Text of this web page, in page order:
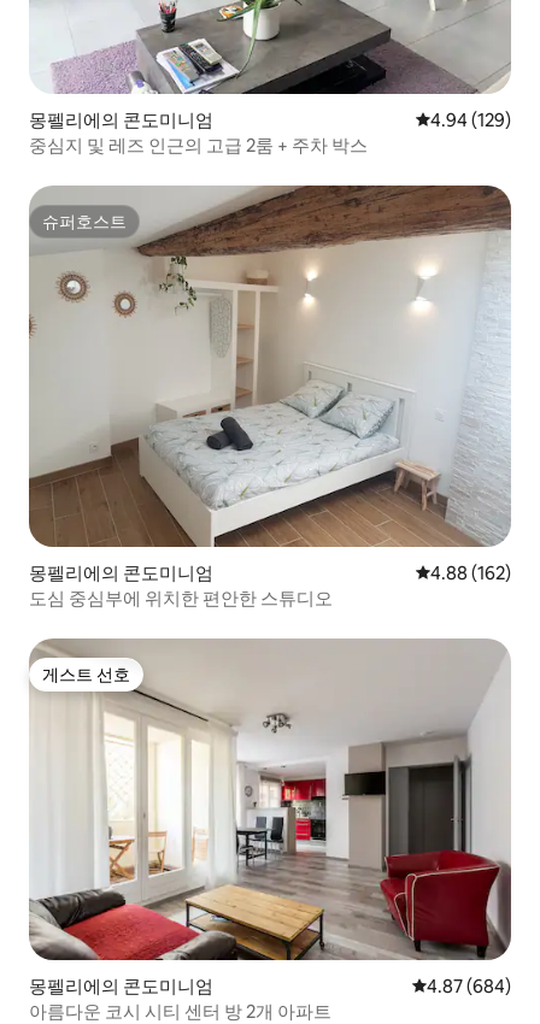
몽펠리에의 콘도미니엄 평점 4.94점(5
4.94 (129)
중심지 및 레즈 인근의 고급 2룸 + 주차 박스
슈퍼호스트
슈퍼호스트
몽펠리에의 콘도미니엄 평점 4.88점(5
4.88 (162)
도심 중심부에 위치한 편안한 스튜디오
게스트 선호
게스트 선호
몽펠리에의 콘도미니엄 평점 4.87점(5
4.87 (684)
아름다운 코시 시티 센터 방 2개 아파트